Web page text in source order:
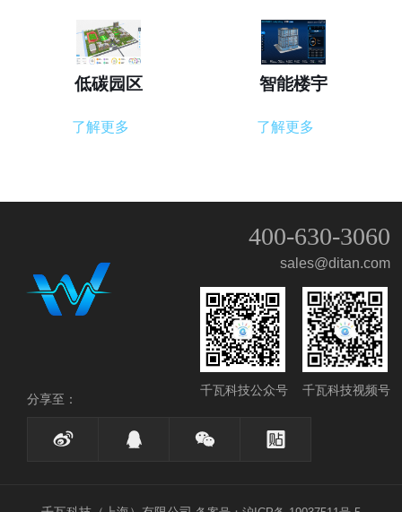
低碳园区
了解更多
智能楼宇
了解更多
分享至：
400-630-3060
sales@ditan.com
千瓦科技公众号 千瓦科技视频号
微信客服
留言